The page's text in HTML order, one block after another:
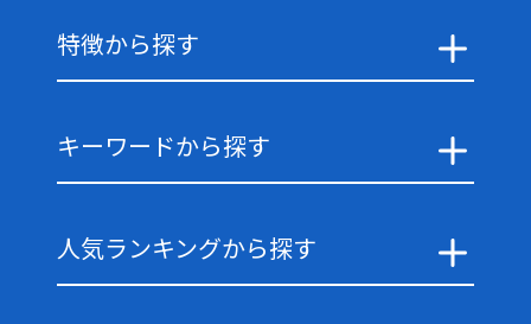
特徴から探す
キーワードから探す
人気ランキングから探す